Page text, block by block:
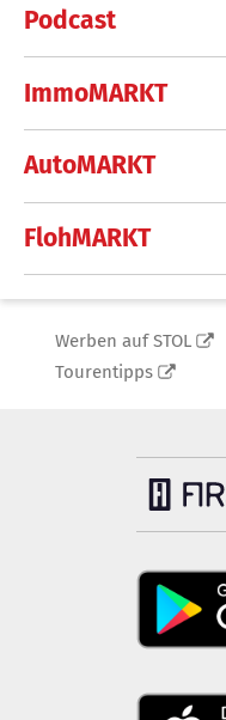
Podcast
ImmoMARKT
AutoMARKT
FlohMARKT
Werben auf STOL
Tourentipps